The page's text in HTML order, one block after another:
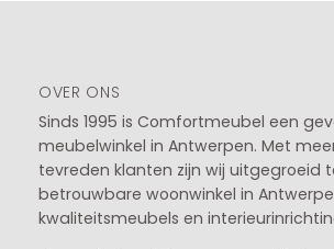
OVER ONS
Sinds 1995 is Comfortmeubel een
meubelwinkel in Antwerpen. Met
tevreden klanten zijn wij uitgegroeid
betrouwbare woonwinkel in
kwaliteitsmeubels en